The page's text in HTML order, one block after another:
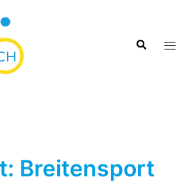
Suche
Breitensport